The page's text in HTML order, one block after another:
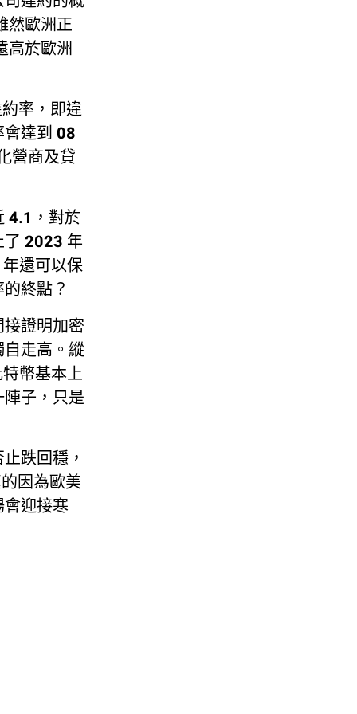
然歐洲正
高於歐洲
率，即違
達到 08
營商及貸
4.1，對於
了 2023 年
還可以保
終點？
證明加密
走高。縱
幣基本上
子，只是
跌回穩，
因為歐美
迎接寒